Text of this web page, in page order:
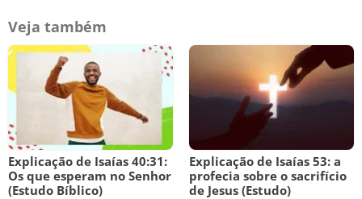
Veja também
Explicação de Isaías 40:31:
Os que esperam no Senhor
(Estudo Bíblico)
Explicação de Isaías 53: a
profecia sobre o sacrifício
de Jesus (Estudo)